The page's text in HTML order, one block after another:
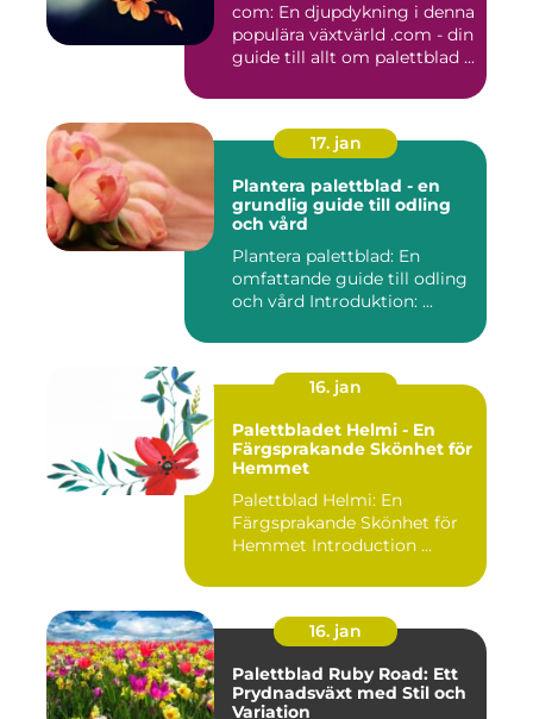
com: En djupdykning i denna
populära växtvärld .com - din
guide till allt om palettblad ...
17. jan
Plantera palettblad - en
grundlig guide till odling
och vård
Plantera palettblad: En
omfattande guide till odling
och vård Introduktion: ...
16. jan
Palettbladet Helmi - En
Färgsprakande Skönhet för
Hemmet
Palettblad Helmi: En
Färgsprakande Skönhet för
Hemmet Introduction ...
16. jan
Palettblad Ruby Road: Ett
Prydnadsväxt med Stil och
Variation